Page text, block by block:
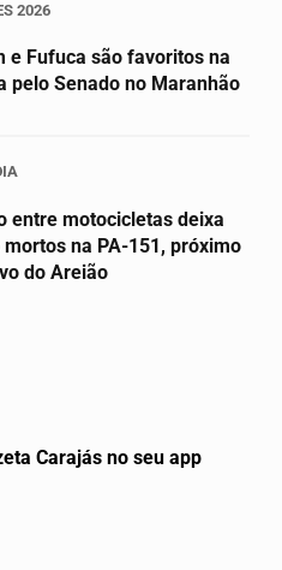
2026
e Fufuca são favoritos na
pelo Senado no Maranhão
entre motocicletas deixa
na PA-151, próximo
do Areião
Carajás no seu app